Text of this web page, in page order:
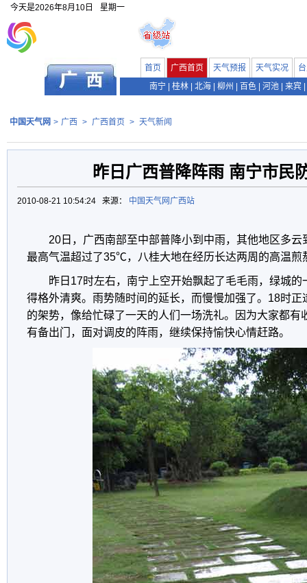
今天是2026年8月10日 星期一
首页 广西首页 天气预报 天气实况
南宁
桂林 北海 柳州 百色 河池 来宾
中国天气网 > 广西 > 广西首页 > 天气新闻
昨日广西普降阵雨 南宁市民
2010-08-21 10:54:24 来源： 中国天气网广西站
20日，广西南部至中部普降小到中雨，其他地区多
最高气温超过了35℃，八桂大地在经历长达两周的高温煎
昨日17时左右，南宁上空开始飘起了毛毛雨，绿城
得格外清爽。雨势随时间的延长，而慢慢加强了。18时
的架势，像给忙碌了一天的人们一场洗礼。因为大家都有
有备出门，面对调皮的阵雨，继续保持愉快心情赶路。